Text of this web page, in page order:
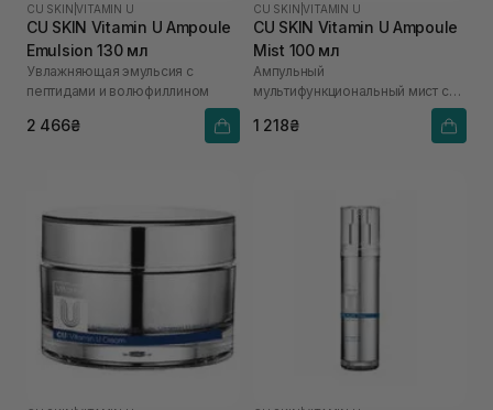
CU SKIN |VITAMIN U
CU SKIN Vitamin U Ampoule
Emulsion 130 мл
Увлажняющая эмульсия с
пептидами и волюфиллином
2 466₴
CU SKIN |VITAMIN U
CU SKIN Vitamin U Ampoule
Mist 100 мл
Ампульный
мультифункциональный мист с
1 218₴